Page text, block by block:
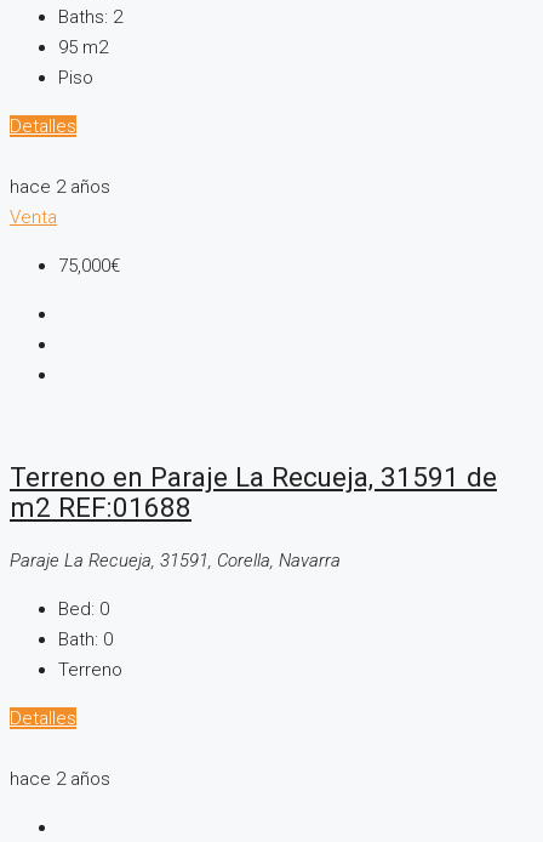
Baths: 2
95 m2
Piso
Detalles
hace 2 años
Venta
75,000€
Terreno en Paraje La Recueja, 31591 de
m2 REF:01688
Paraje La Recueja, 31591, Corella, Navarra
Bed: 0
Bath: 0
Terreno
Detalles
hace 2 años